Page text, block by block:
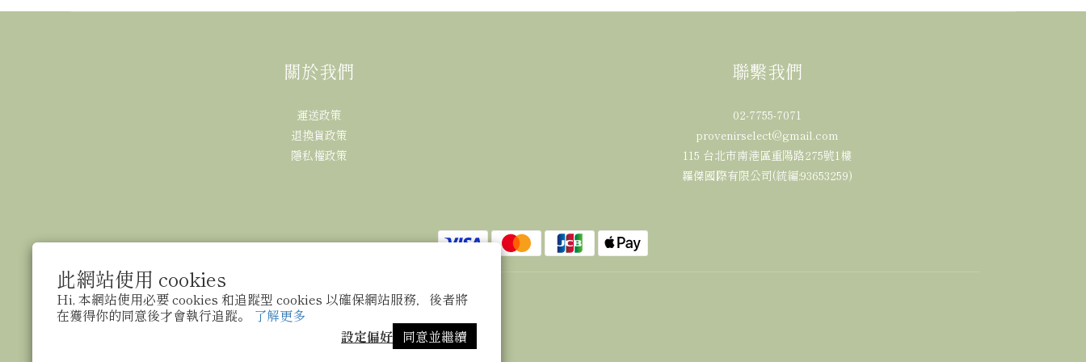
此網站使用 cookies
Hi, 本網站使用必要 cookies 和追蹤型 cookies 以確保網站服務，後者將
在獲得你的同意後才會執行追蹤。 了解更多
設定偏好 同意並繼續
關於我們
運送政策
退換貨政策
隱私權政策
聯繫我們
02-7755-7071
provenirselect@gmail.com
115 台北市南港區重陽路275號1樓
羅傑國際有限公司(統編:93653259)
$ TWD 繁體中文